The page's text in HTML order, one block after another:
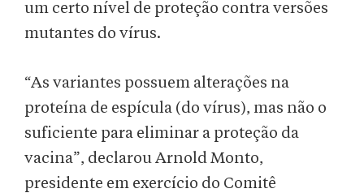
um certo nível de proteção contra versões
mutantes do vírus.
“As variantes possuem alterações na
proteína de espícula (do vírus), mas não o
suficiente para eliminar a proteção da
vacina”, declarou Arnold Monto,
presidente em exercício do Comitê